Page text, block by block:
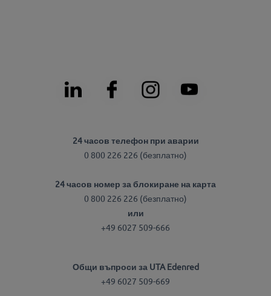
24 часов телефон при аварии
0 800 226 226 (безплатно)
24 часов номер за блокиране на карта
0 800 226 226 (безплатно)
или
+49 6027 509-666
Общи въпроси за UTA Edenred
+49 6027 509-669